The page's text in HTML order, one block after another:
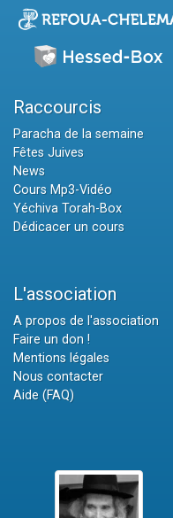
Raccourcis
Paracha de la semaine
Fêtes Juives
News
Cours Mp3-Vidéo
Yéchiva Torah-Box
Dédicacer un cours
L'association
A propos de l'association
Faire un don !
Mentions légales
Nous contacter
Aide (FAQ)